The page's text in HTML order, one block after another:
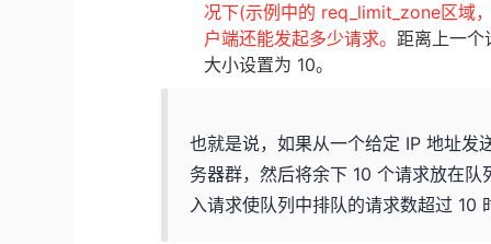
况下(示例中的 req_limit_zone区域
户端还能发起多少请求。 距离上一
大小设置为 10。
也就是说，如果从一个给定 IP 地址发
务器群，然后将余下 10 个请求放在
入请求使队列中排队的请求数超过